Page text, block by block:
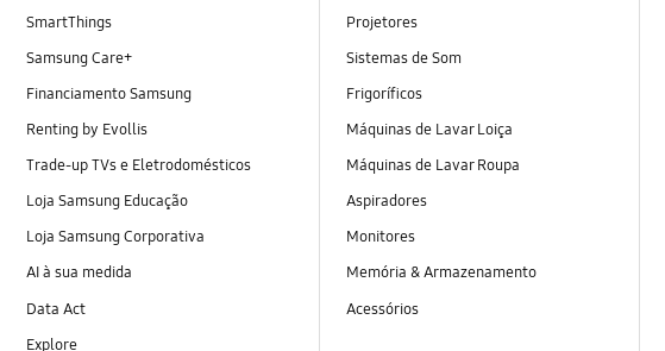
SmartThings
Samsung Care+
Financiamento Samsung
Renting by Evollis
Trade-up TVs e Eletrodomésticos
Loja Samsung Educação
Loja Samsung Corporativa
AI à sua medida
Data Act
Explore
Projetores
Sistemas de Som
Frigoríficos
Máquinas de Lavar Loiça
Máquinas de Lavar Roupa
Aspiradores
Monitores
Memória & Armazenamento
Acessórios